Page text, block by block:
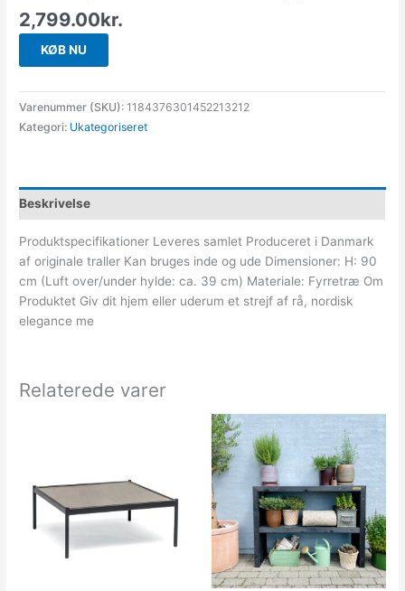
2,799.00kr.
KØB NU
Varenummer (SKU): 1184376301452213212
Kategori: Ukategoriseret
Beskrivelse
Produktspecifikationer Leveres samlet Produceret i Danmark
af originale traller Kan bruges inde og ude Dimensioner: H: 90
cm (Luft over/under hylde: ca. 39 cm) Materiale: Fyrretræ Om
Produktet Giv dit hjem eller uderum et strejf af rå, nordisk
elegance me
Relaterede varer